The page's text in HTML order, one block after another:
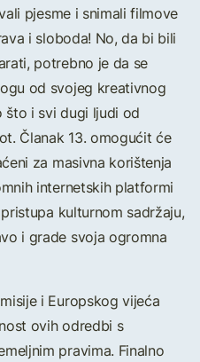
pjesme i snimali filmove
i sloboda! No, da bi bili
potrebno je da se
od svojeg kreativnog
što i svi dugi ljudi od
Članak 13. omogućit će
za masivna korištenja
internetskih platformi
kulturnom sadržaju,
i grade svoja ogromna
i Europskog vijeća
ovih odredbi s
pravima. Finalno